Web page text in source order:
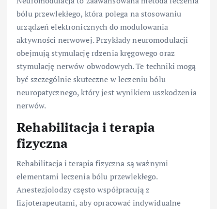
bólu przewlekłego, która polega na stosowaniu
urządzeń elektronicznych do modulowania
aktywności nerwowej. Przykłady neuromodulacji
obejmują stymulację rdzenia kręgowego oraz
stymulację nerwów obwodowych. Te techniki mogą
być szczególnie skuteczne w leczeniu bólu
neuropatycznego, który jest wynikiem uszkodzenia
nerwów.
Rehabilitacja i terapia
fizyczna
Rehabilitacja i terapia fizyczna są ważnymi
elementami leczenia bólu przewlekłego.
Anestezjolodzy często współpracują z
fizjoterapeutami, aby opracować indywidualne